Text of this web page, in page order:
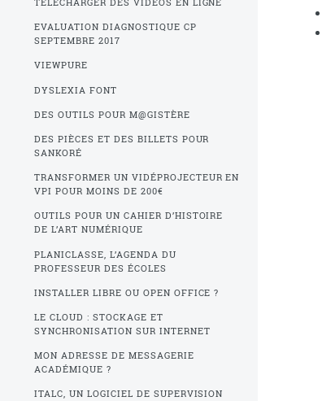
TÉLÉCHARGER DES VIDÉOS EN LIGNE
EVALUATION DIAGNOSTIQUE CP
SEPTEMBRE 2017
VIEWPURE
DYSLEXIA FONT
DES OUTILS POUR M@GISTÈRE
DES PIÈCES ET DES BILLETS POUR
SANKORÉ
TRANSFORMER UN VIDÉPROJECTEUR EN
VPI POUR MOINS DE 200€
OUTILS POUR UN CAHIER D’HISTOIRE
DE L’ART NUMÉRIQUE
PLANICLASSE, L’AGENDA DU
PROFESSEUR DES ÉCOLES
INSTALLER LIBRE OU OPEN OFFICE ?
LE CLOUD : STOCKAGE ET
SYNCHRONISATION SUR INTERNET
MON ADRESSE DE MESSAGERIE
ACADÉMIQUE ?
ITALC, UN LOGICIEL DE SUPERVISION